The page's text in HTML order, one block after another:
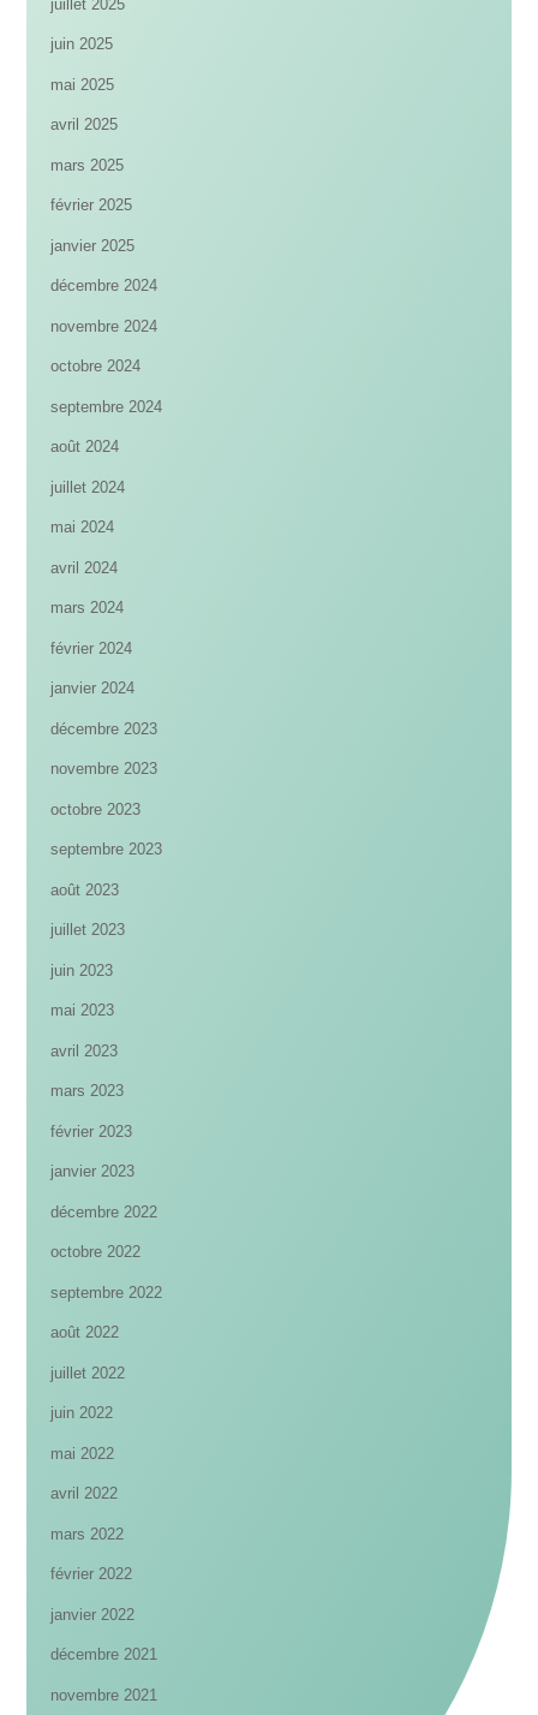
juillet 2025
juin 2025
mai 2025
avril 2025
mars 2025
février 2025
janvier 2025
décembre 2024
novembre 2024
octobre 2024
septembre 2024
août 2024
juillet 2024
mai 2024
avril 2024
mars 2024
février 2024
janvier 2024
décembre 2023
novembre 2023
octobre 2023
septembre 2023
août 2023
juillet 2023
juin 2023
mai 2023
avril 2023
mars 2023
février 2023
janvier 2023
décembre 2022
octobre 2022
septembre 2022
août 2022
juillet 2022
juin 2022
mai 2022
avril 2022
mars 2022
février 2022
janvier 2022
décembre 2021
novembre 2021